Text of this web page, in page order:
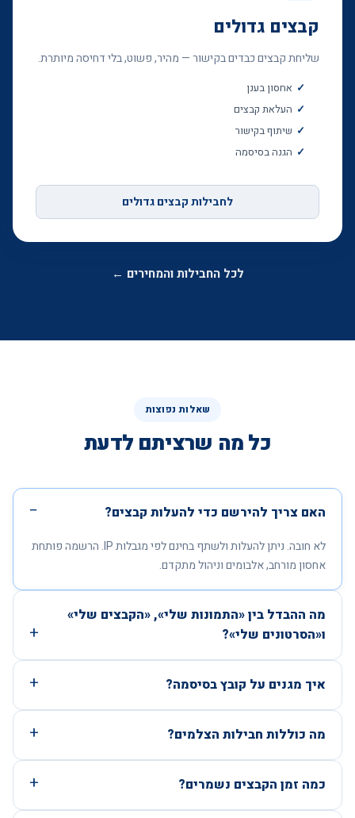
קבצים גדולים
שליחת קבצים כבדים בקישור — מהיר, פשוט, בלי דחיסה מיותרת.
אחסון בענן
העלאת קבצים
שיתוף בקישור
הגנה בסיסמה
לחבילות קבצים גדולים
לכל החבילות והמחירים ←
שאלות נפוצות
כל מה שרציתם לדעת
האם צריך להירשם כדי להעלות קבצים?
לא חובה. ניתן להעלות ולשתף בחינם לפי מגבלות IP. הרשמה פותחת
אחסון מורחב, אלבומים וניהול מתקדם.
מה ההבדל בין «התמונות שלי», «הקבצים שלי»
ו«הסרטונים שלי»?
איך מגנים על קובץ בסיסמה?
מה כוללות חבילות הצלמים?
כמה זמן הקבצים נשמרים?